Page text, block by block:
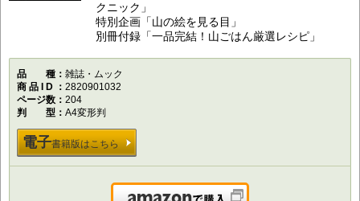
クニック」
特別企画「山の絵を見る目」
別冊付録「一品完結！山ごはん厳選レシピ」
品種雑誌・ムック
商品ID
2820901032
ページ数
204
判型A4変形判
電子書籍版はこちら